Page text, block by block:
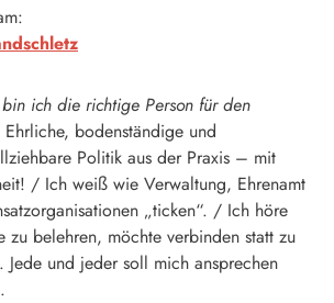
ich die richtige Person für den
Ehrliche, bodenständige und
Politik aus der Praxis – mit
/ Ich weiß wie Verwaltung, Ehrenamt
„ticken“. / Ich höre
zu belehren, möchte verbinden statt zu
Jede und jeder soll mich ansprechen